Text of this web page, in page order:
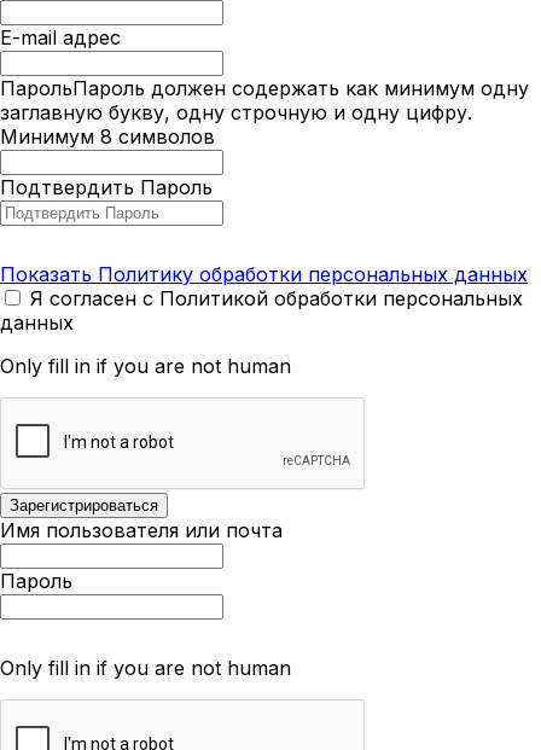
E-mail адрес
ПарольПароль должен содержать как минимум одну
заглавную букву, одну строчную и одну цифру.
Минимум 8 символов
Подтвердить Пароль
Показать Политику обработки персональных данных
Я согласен с Политикой обработки персональных
данных
Only fill in if you are not human
Имя пользователя или почта
Пароль
Only fill in if you are not human